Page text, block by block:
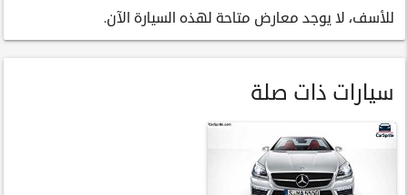
للأسف، لا يوجد معارض متاحة لهذه السيارة الآن.
سيارات ذات صلة